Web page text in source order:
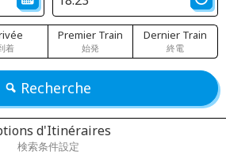
着
Premier Train
始発
Dernier Train
終電
Recherche
d'Itinéraires
検索条件設定